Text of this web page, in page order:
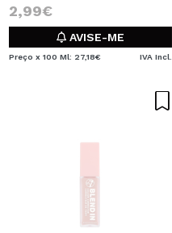
2,99€
AVISE-ME
Preço x 100 Ml: 27,18€ IVA Incl.